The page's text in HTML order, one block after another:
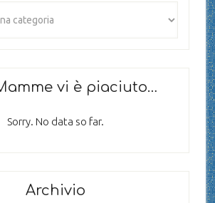
vi è piaciuto…
Sorry. No data so far.
Archivio